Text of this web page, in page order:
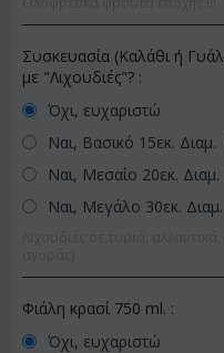
Συσκευασία (Καλάθι ή
με "Λιχουδιές"? :
Όχι, ευχαριστώ
Ναι, Βασικό 15εκ.
Ναι, Μεσαίο 20εκ.
Ναι, Μεγάλο 30εκ.
Φιάλη κρασί 750 ml. :
Όχι, ευχαριστώ